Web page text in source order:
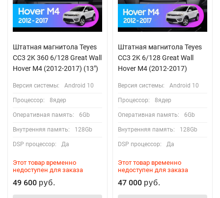
Штатная магнитола Teyes
CC3 2K 360 6/128 Great Wall
Hover M4 (2012-2017) (13")
Версия системы: Android 10
Процессор: 8ядер
Оперативная память: 6Gb
Внутренняя память: 128Gb
DSP процессор: Да
Этот товар временно
недоступен для заказа
49 600 руб.
Штатная магнитола Teyes
CC3 2K 6/128 Great Wall
Hover M4 (2012-2017)
Версия системы: Android 10
Процессор: 8ядер
Оперативная память: 6Gb
Внутренняя память: 128Gb
DSP процессор: Да
Этот товар временно
недоступен для заказа
47 000 руб.